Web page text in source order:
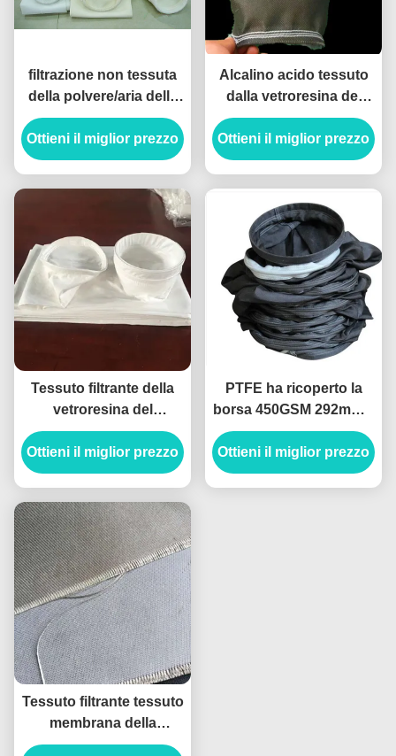
filtrazione non tessuta
della polvere/aria della
perforazione dell'ago
del tessuto filtrante
della vetroresina 850g
Ottieni il miglior prezzo
Alcalino acido tessuto
dalla vetroresina del
tessuto anti anti del
tessuto nero del filtro
Ottieni il miglior prezzo
Tessuto filtrante della
vetroresina del
poliestere, sacchetto
filtro acrilico della
polvere di Aramid
Ottieni il miglior prezzo
PTFE ha ricoperto la
borsa 450GSM 292mm x
10000mm del tessuto
filtrante della
vetroresina
Ottieni il miglior prezzo
Tessuto filtrante tessuto
membrana della
vetroresina, tessuto del